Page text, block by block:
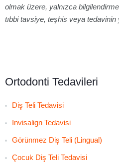
olmak üzere, yalnızca
tıbbi tavsiye, teşhis veya tedavinin
Ortodonti Tedavileri
Diş Teli Tedavisi
Invisalign Tedavisi
Görünmez Diş Teli (Lingual)
Çocuk Diş Teli Tedavisi